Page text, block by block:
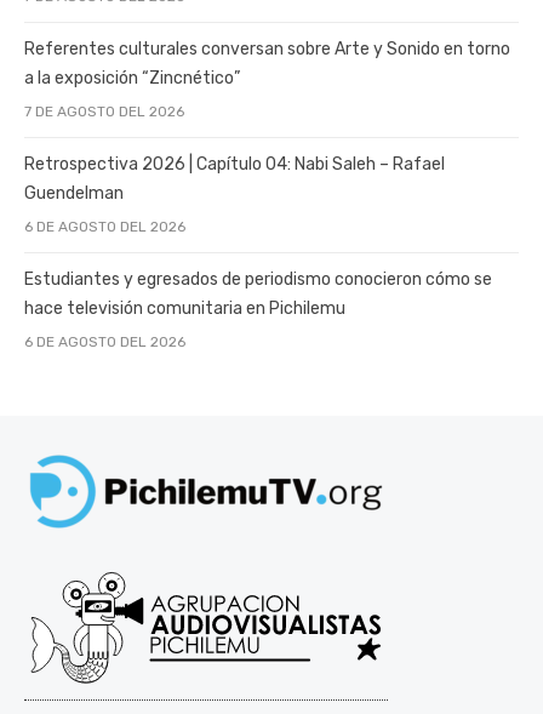
Referentes culturales conversan sobre Arte y Sonido en torno
a la exposición “Zincnético”
7 DE AGOSTO DEL 2026
Retrospectiva 2026 | Capítulo 04: Nabi Saleh – Rafael
Guendelman
6 DE AGOSTO DEL 2026
Estudiantes y egresados de periodismo conocieron cómo se
hace televisión comunitaria en Pichilemu
6 DE AGOSTO DEL 2026